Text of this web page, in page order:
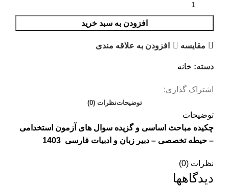
افزودن به سبد خرید
مقايسه افزودن به علاقه مندی
دسته: خانه
اشتراک گذاری:
توضیحاتنظرات (0)
توضیحات
چکیده مباحث اساسی و گزیده سوال های آزمون استخدامی
– حیطه تخصصی – دبیر زبان و ادبیات فارسی 1403
نظرات (0)
دیدگاهها